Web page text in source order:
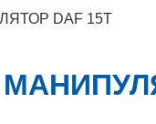
DAF 15Т